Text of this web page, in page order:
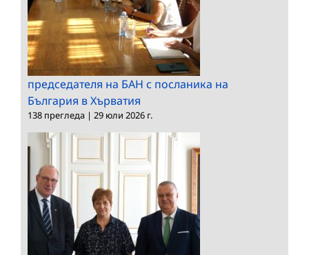
председателя на БАН с посланика на
България в Хърватия
138 прегледа | 29 юли 2026 г.